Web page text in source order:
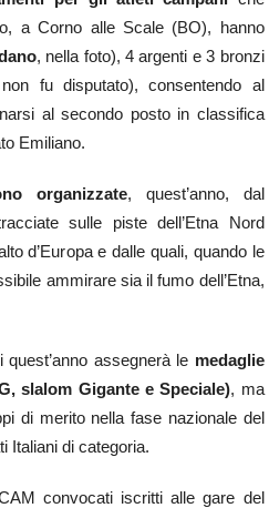
a Corno alle Scale (BO), hanno
, nella foto), 4 argenti e 3 bronzi
fu disputato), consentendo al
al secondo posto in classifica
Emiliano.
organizzate, quest’anno, dal
sulle piste dell’Etna Nord
d’Europa e dalle quali, quando le
ammirare sia il fumo dell’Etna,
assegnerà le medaglie
slalom Gigante e Speciale), ma
di merito nella fase nazionale del
Italiani di categoria.
convocati iscritti alle gare del